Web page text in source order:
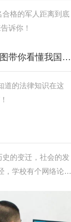
合格的军人距离到底
诉你！
【国家宪法日】一图带你看懂我国宪法
道的法律知识在这
的变迁，社会的发
，学校有个网络论坛
坛曾是炙手可热的
乐队叫跨线桥。九